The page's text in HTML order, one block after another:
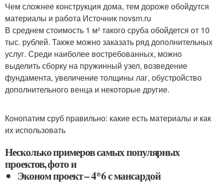
Чем сложнее конструкция дома, тем дороже обойдутся
материалы и работа Источник novsm.ru
В среднем стоимость 1 м² такого сруба обойдется от 10
тыс. рублей. Также можно заказать ряд дополнительных
услуг. Среди наиболее востребованных, можно
выделить сборку на пружинный узел, возведение
фундамента, увеличение толщины лаг, обустройство
дополнительного венца и некоторые другие.
Конопатим сруб правильно: какие есть материалы и как
их использовать
Несколько примеров самых популярных
проектов, фото и
Эконом проект – 4*6 с мансардой